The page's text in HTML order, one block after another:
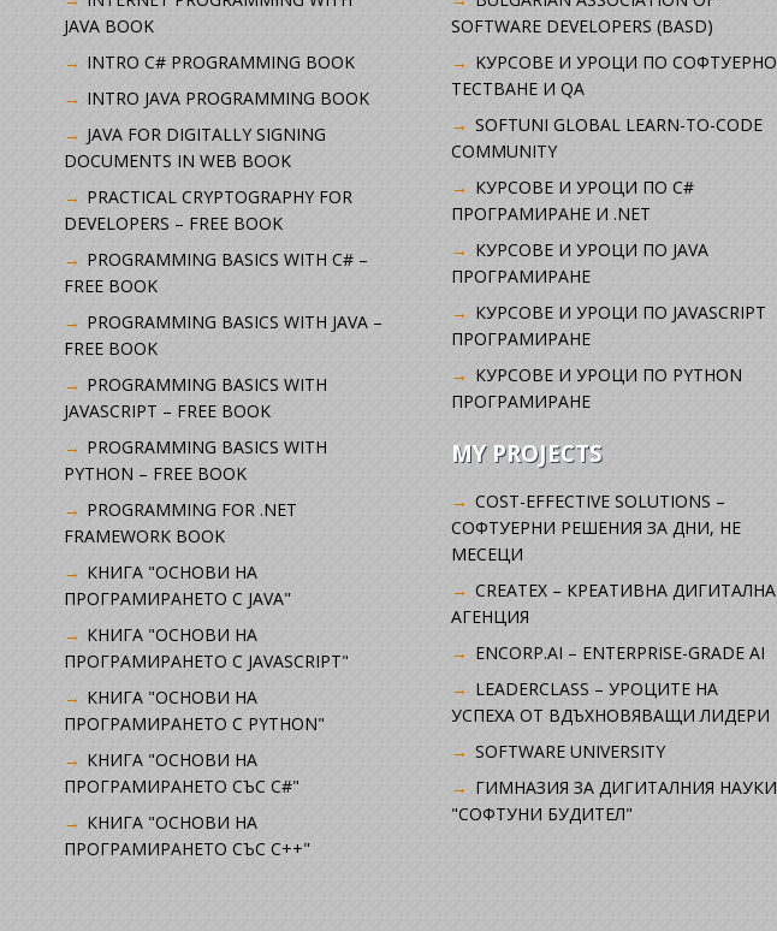
JAVA BOOK
INTRO C# PROGRAMMING BOOK
INTRO JAVA PROGRAMMING BOOK
JAVA FOR DIGITALLY SIGNING
DOCUMENTS IN WEB BOOK
PRACTICAL CRYPTOGRAPHY FOR
DEVELOPERS – FREE BOOK
PROGRAMMING BASICS WITH C# –
FREE BOOK
PROGRAMMING BASICS WITH JAVA –
FREE BOOK
PROGRAMMING BASICS WITH
JAVASCRIPT – FREE BOOK
PROGRAMMING BASICS WITH
PYTHON – FREE BOOK
PROGRAMMING FOR .NET
FRAMEWORK BOOK
КНИГА "ОСНОВИ НА
ПРОГРАМИРАНЕТО С JAVA"
КНИГА "ОСНОВИ НА
ПРОГРАМИРАНЕТО С JAVASCRIPT"
КНИГА "ОСНОВИ НА
ПРОГРАМИРАНЕТО С PYTHON"
КНИГА "ОСНОВИ НА
ПРОГРАМИРАНЕТО СЪС C#"
КНИГА "ОСНОВИ НА
ПРОГРАМИРАНЕТО СЪС C++"
SOFTWARE DEVELOPERS (BASD)
KУРСОВЕ И УРОЦИ ПО СОФТУЕРНО
ТЕСТВАНЕ И QA
SOFTUNI GLOBAL LEARN-TO-CODE
COMMUNITY
КУРСОВЕ И УРОЦИ ПО C#
ПРОГРАМИРАНЕ И .NET
КУРСОВЕ И УРОЦИ ПО JAVA
ПРОГРАМИРАНЕ
КУРСОВЕ И УРОЦИ ПО JAVASCRIPT
ПРОГРАМИРАНЕ
КУРСОВЕ И УРОЦИ ПО PYTHON
ПРОГРАМИРАНЕ
MY PROJECTS
COST-EFFECTIVE SOLUTIONS –
СОФТУЕРНИ РЕШЕНИЯ ЗА ДНИ, НЕ
МЕСЕЦИ
CREATEX – КРЕАТИВНА ДИГИТАЛНА
АГЕНЦИЯ
ENCORP.AI – ENTERPRISE-GRADE AI
LEADERCLASS – УРОЦИТЕ НА
УСПЕХА ОТ ВДЪХНОВЯВАЩИ ЛИДЕРИ
SOFTWARE UNIVERSITY
ГИМНАЗИЯ ЗА ДИГИТАЛНИЯ НАУКИ
"СОФТУНИ БУДИТЕЛ"